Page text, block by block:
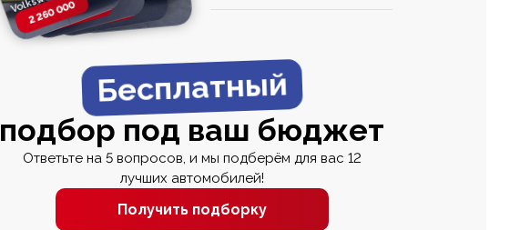
2 260 0002 820 000
2 820 0002 670 000
Бесплатный
подбор под ваш бюджет
Ответьте на 5 вопросов, и мы подберём для вас 12
лучших автомобилей!
Получить подборку